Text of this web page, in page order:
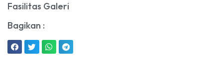
Fasilitas Galeri
Bagikan :